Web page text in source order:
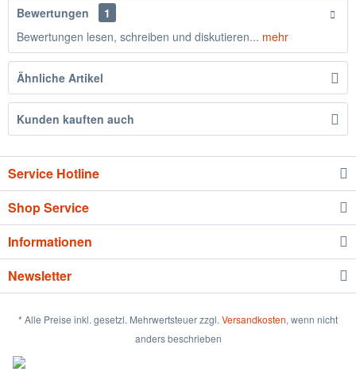
Bewertungen
1
Bewertungen lesen, schreiben und diskutieren... mehr
Ähnliche Artikel
Kunden kauften auch
Service Hotline
Shop Service
Informationen
Newsletter
* Alle Preise inkl. gesetzl. Mehrwertsteuer zzgl. Versandkosten, wenn nicht
anders beschrieben